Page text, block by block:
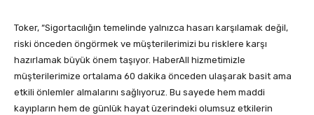
Toker, “Sigortacılığın temelinde yalnızca hasarı karşılamak değil,
riski önceden öngörmek ve müşterilerimizi bu risklere karşı
hazırlamak büyük önem taşıyor. HaberAll hizmetimizle
müşterilerimize ortalama 60 dakika önceden ulaşarak basit ama
etkili önlemler almalarını sağlıyoruz. Bu sayede hem maddi
kayıpların hem de günlük hayat üzerindeki olumsuz etkilerin